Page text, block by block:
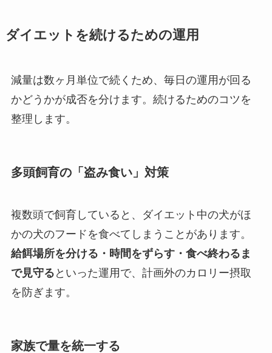
ダイエットを続けるための運用
減量は数ヶ月単位で続くため、毎日の運用が回る
かどうかが成否を分けます。続けるためのコツを
整理します。
多頭飼育の「盗み食い」対策
複数頭で飼育していると、ダイエット中の犬がほ
かの犬のフードを食べてしまうことがあります。
給餌場所を分ける・時間をずらす・食べ終わるま
で見守る といった運用で、計画外のカロリー摂取
を防ぎます。
家族で量を統一する